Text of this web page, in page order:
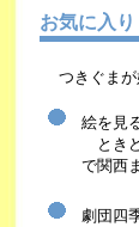
お気に入
つきぐま
絵を見
とき
で関西
劇団四